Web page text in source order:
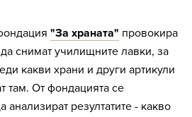
"За храната" провокира
снимат училищните лавки, за
какви храни и други артикули
там. От фондацията се
анализират резултатите - какво